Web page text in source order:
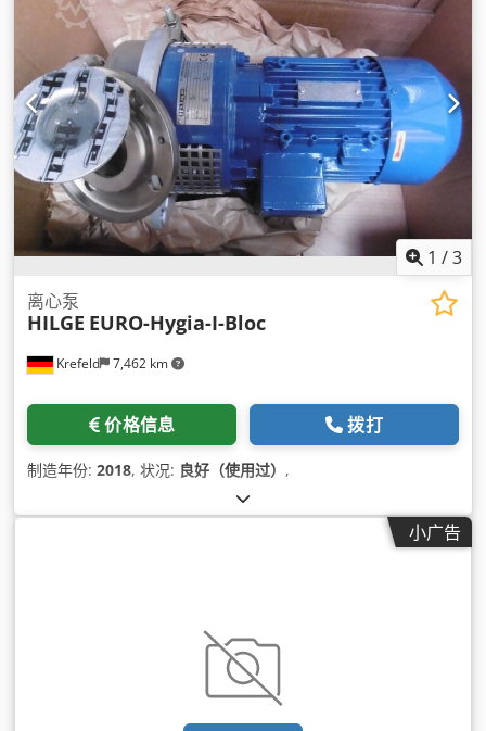
1 /3
Krefeld 7,462 km
离心泵
HILGE EURO-Hygia-I-Bloc
价格信息 拨打
制造年份: 2018, 状况: 良好（使用过） ,
小广告